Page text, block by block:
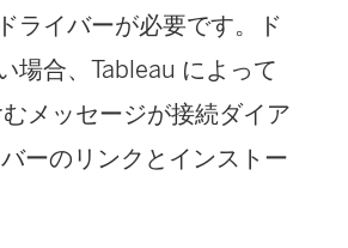
ライバーが必要です。ド
場合、Tableau によって
メッセージが接続ダイア
ーのリンクとインストー